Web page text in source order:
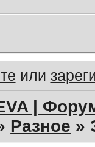
или
|
Разное »